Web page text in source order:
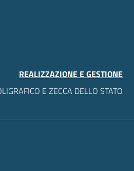
REALIZZAZIONE E GESTIONE
E ZECCA DELLO STATO